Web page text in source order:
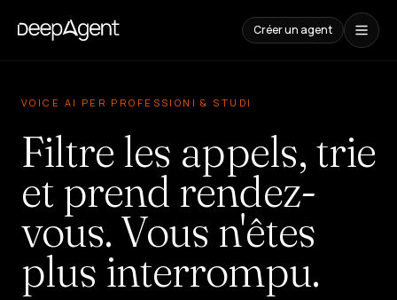
Créer un agent
de
CONTENUS
Comparaisons
Comparatif
d'outils
IA
Blog
Guides,
VOICE AI PER PROFESSIONI & STUDI
Filtre les appels, trie
et prend rendez-
vous. Vous n'êtes
plus interrompu.